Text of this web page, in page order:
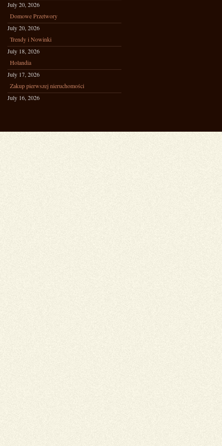
July 20, 2026
Domowe Przetwory
July 20, 2026
Trendy i Nowinki
July 18, 2026
Holandia
July 17, 2026
Zakup pierwszej nieruchomości
July 16, 2026